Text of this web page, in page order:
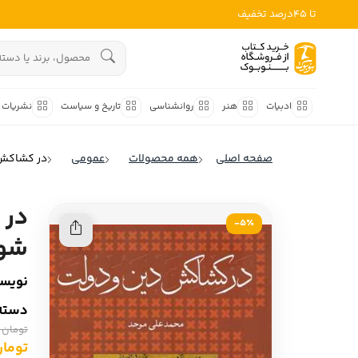
تا 45درصد تخفیف
ادبیات هنر روانشناسی تاریخ و سیاست نشریات
ادبیات ایران
ادبیات انگلیس
ادبیات فرانسه
ادبیات ایتالیا
ادبیات روسیه
ادبیات آمریکای لاتین
ادبیات
صفحه اصلی همه محصولات عمومی در
5٪-
تومان 385,000
تومان